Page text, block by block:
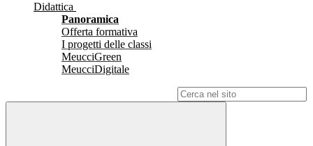
Didattica
Panoramica
Offerta formativa
I progetti delle classi
MeucciGreen
MeucciDigitale